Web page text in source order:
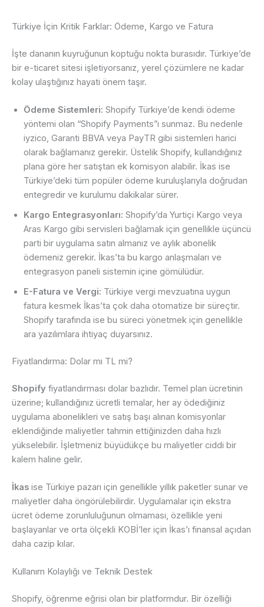
Türkiye İçin Kritik Farklar: Ödeme, Kargo ve Fatura
İşte dananın kuyruğunun koptuğu nokta burasıdır. Türkiye’de
bir e-ticaret sitesi işletiyorsanız, yerel çözümlere ne kadar
kolay ulaştığınız hayati önem taşır.
Ödeme Sistemleri: Shopify Türkiye’de kendi ödeme
yöntemi olan “Shopify Payments”ı sunmaz. Bu nedenle
iyzico, Garanti BBVA veya PayTR gibi sistemleri harici
olarak bağlamanız gerekir. Üstelik Shopify, kullandığınız
plana göre her satıştan ek komisyon alabilir. İkas ise
Türkiye’deki tüm popüler ödeme kuruluşlarıyla doğrudan
entegredir ve kurulumu dakikalar sürer.
Kargo Entegrasyonları: Shopify’da Yurtiçi Kargo veya
Aras Kargo gibi servisleri bağlamak için genellikle üçüncü
parti bir uygulama satın almanız ve aylık abonelik
ödemeniz gerekir. İkas’ta bu kargo anlaşmaları ve
entegrasyon paneli sistemin içine gömülüdür.
E-Fatura ve Vergi: Türkiye vergi mevzuatına uygun
fatura kesmek İkas’ta çok daha otomatize bir süreçtir.
Shopify tarafında ise bu süreci yönetmek için genellikle
ara yazılımlara ihtiyaç duyarsınız.
Fiyatlandırma: Dolar mı TL mi?
Shopify fiyatlandırması dolar bazlıdır. Temel plan ücretinin
üzerine; kullandığınız ücretli temalar, her ay ödediğiniz
uygulama abonelikleri ve satış başı alınan komisyonlar
eklendiğinde maliyetler tahmin ettiğinizden daha hızlı
yükselebilir. İşletmeniz büyüdükçe bu maliyetler ciddi bir
kalem haline gelir.
İkas ise Türkiye pazarı için genellikle yıllık paketler sunar ve
maliyetler daha öngörülebilirdir. Uygulamalar için ekstra
ücret ödeme zorunluluğunun olmaması, özellikle yeni
başlayanlar ve orta ölçekli KOBİ’ler için İkas’ı finansal açıdan
daha cazip kılar.
Kullanım Kolaylığı ve Teknik Destek
Shopify, öğrenme eğrisi olan bir platformdur. Bir özelliği